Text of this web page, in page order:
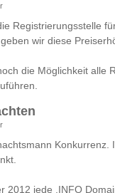
Registrierungsstelle
wir diese
die Möglichkeit alle
2012 jede .INFO